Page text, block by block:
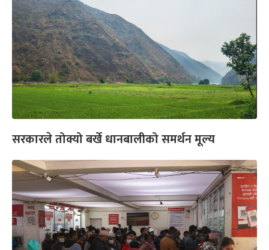
सरकारले तोक्यो बर्खे धानबालीको समर्थन मूल्य